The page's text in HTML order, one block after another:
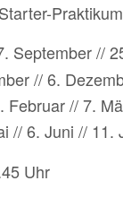
September //
// 6.
Februar // 7.
// 6. Juni // 11.
Uhr